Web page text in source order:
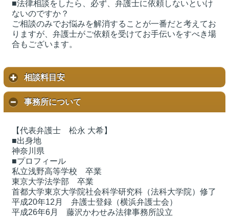
■法律相談をしたら、必ず、弁護士に依頼しないといけ
ないのですか？
ご相談のみでお悩みを解消することが一番だと考えてお
りますが、弁護士がご依頼を受けてお手伝いをすべき場
合もございます。
相談料目安
事務所について
【代表弁護士 松永 大希】
■出身地
神奈川県
■プロフィール
私立浅野高等学校 卒業
東京大学法学部 卒業
首都大学東京大学院社会科学研究科（法科大学院）修了
平成20年12月 弁護士登録（横浜弁護士会）
平成26年6月 藤沢かわせみ法律事務所設立